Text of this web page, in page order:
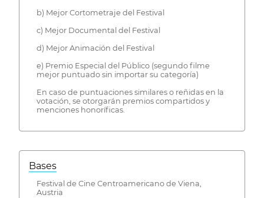
b) Mejor Cortometraje del Festival
c) Mejor Documental del Festival
d) Mejor Animación del Festival
e) Premio Especial del Público (segundo filme
mejor puntuado sin importar su categoría)
En caso de puntuaciones similares o reñidas en la
votación, se otorgarán premios compartidos y
menciones honoríficas.
Bases
Festival de Cine Centroamericano de Viena,
Austria